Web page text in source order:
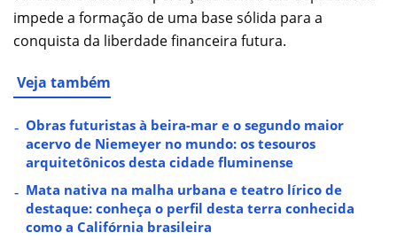
impede a formação de uma base sólida para a
conquista da liberdade financeira futura.
Veja também
Obras futuristas à beira-mar e o segundo maior
acervo de Niemeyer no mundo: os tesouros
arquitetônicos desta cidade fluminense
Mata nativa na malha urbana e teatro lírico de
destaque: conheça o perfil desta terra conhecida
como a Califórnia brasileira